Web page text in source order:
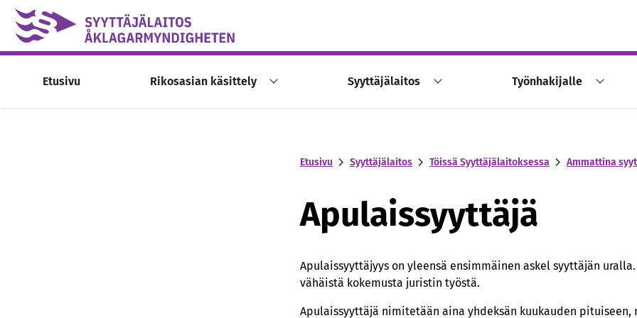
Skip to content -saavutettavuusohje
Etusivu Rikosasian käsittely Syyttäjälaitos Työnhakijalle
Etusivu Syyttäjälaitos Töissä Syyttäjälaitoksessa Ammattina
Apulaissyyttäjä
Apulaissyyttäjyys on yleensä ensimmäinen askel syyttäjän
vähäistä kokemusta juristin työstä.
Apulaissyyttäjä nimitetään aina yhdeksän kuukauden pituiseen,